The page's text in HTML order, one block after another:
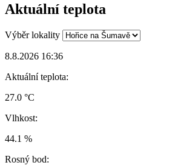
Aktuální teplota
Výběr lokality
8.8.2026 16:36
Aktuální teplota:
27.0 °C
Vlhkost:
44.1 %
Rosný bod: